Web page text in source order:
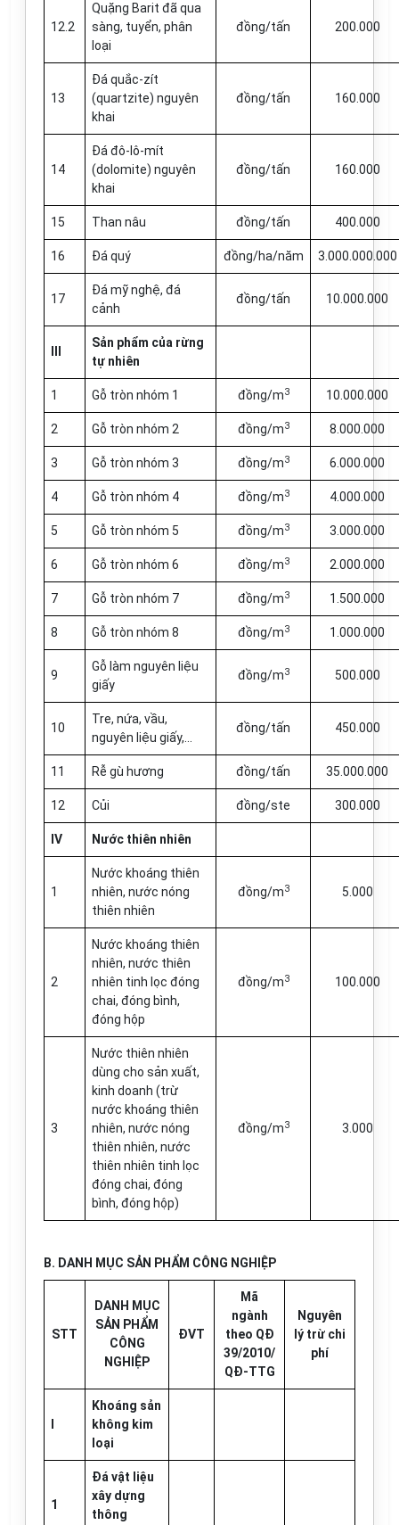
12.2
Quặng Barit đã qua
sàng, tuyển, phân
loại
đồng/tấn 200.000
13
Đá quắc-zít
(quartzite) nguyên
khai
đồng/tấn 160.000
14
Đá đô-lô-mít
(dolomite) nguyên
khai
đồng/tấn 160.000
15 Than nâu đồng/tấn 400.000
16 Đá quý đồng/ha/năm 3.000.000.000
17
Đá mỹ nghệ, đá
cảnh
đồng/tấn 10.000.000
Sản phẩm của rừng
tự nhiên
1 Gỗ tròn nhóm 1 đồng/m3 10.000.000
2 Gỗ tròn nhóm 2 đồng/m3 8.000.000
3 Gỗ tròn nhóm 3 đồng/m3 6.000.000
4 Gỗ tròn nhóm 4 đồng/m3 4.000.000
5 Gỗ tròn nhóm 5 đồng/m3 3.000.000
6 Gỗ tròn nhóm 6 đồng/m3 2.000.000
7 Gỗ tròn nhóm 7 đồng/m3 1.500.000
8 Gỗ tròn nhóm 8 đồng/m3 1.000.000
9
Gỗ làm nguyên liệu
giấy
đồng/m3 500.000
10
Tre, nứa, vầu,
nguyên liệu giấy,...
đồng/tấn 450.000
11 Rễ gù hư­ơng đồng/tấn 35.000.000
12 Củi đồng/ste 300.000
IV Nước thiên nhiên
1
Nước khoáng thiên
nhiên, nước nóng
thiên nhiên
đồng/m3 5.000
2
Nước khoáng thiên
nhiên, nước thiên
nhiên tinh lọc đóng
chai, đóng bình,
đóng hộp
đồng/m3 100.000
3
Nước thiên nhiên
dùng cho sản xuất,
kinh doanh (trừ
nước khoáng thiên
nhiên, nước nóng
thiên nhiên, nước
thiên nhiên tinh lọc
đóng chai, đóng
bình, đóng hộp)
đồng/m3 3.000
B. DANH MỤC SẢN PHẨM CÔNG NGHIỆP
STT
DANH MỤC
SẢN PHẨM
CÔNG
NGHIỆP
ĐVT
Mã
ngành
theo QĐ
39/2010/
QĐ-TTG
Nguyên
lý trừ chi
phí
Khoáng sản
không kim
loại
1
Đá vật liệu
xây dựng
thông